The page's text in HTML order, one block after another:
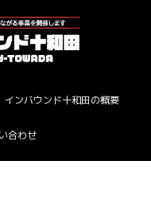
インバウンド十和田の概要
合わせ